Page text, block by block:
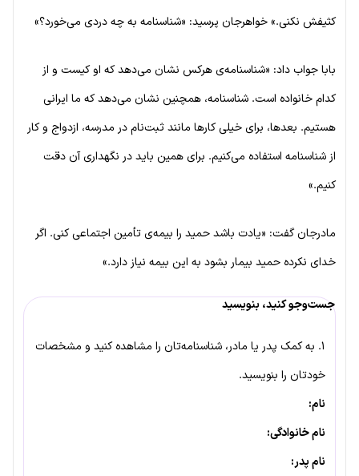
کثیفش نکنی.» خواهرجان پرسید: «شناسنامه به چه دردی می‌خورد؟»
بابا جواب داد: «شناسنامه‌ی هرکس نشان می‌دهد که او کیست و از
کدام خانواده است. شناسنامه، همچنین نشان می‌دهد که ما ایرانی
هستیم. بعدها، برای خیلی کارها مانند ثبت‌نام در مدرسه، ازدواج و کار
از شناسنامه استفاده می‌کنیم. برای همین باید در نگهداری آن دقت
کنیم.»
مادرجان گفت: «یادت باشد حمید را بیمه‌ی تأمین اجتماعی کنی. اگر
خدای نکرده حمید بیمار بشود به این بیمه نیاز دارد.»
جست‌وجو کنید، بنویسید
۱. به کمک پدر یا مادر، شناسنامه‌تان را مشاهده کنید و مشخصات
خودتان را بنویسید.
نام:
نام خانوادگی:
نام پدر: